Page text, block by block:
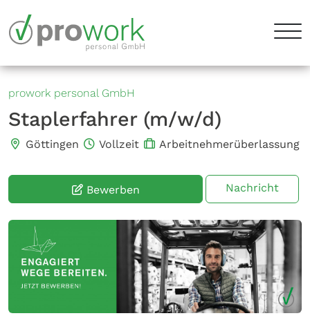
prowork personal GmbH
Staplerfahrer (m/w/d)
Göttingen Vollzeit Arbeitnehmerüberlassung
Bewerben Nachricht